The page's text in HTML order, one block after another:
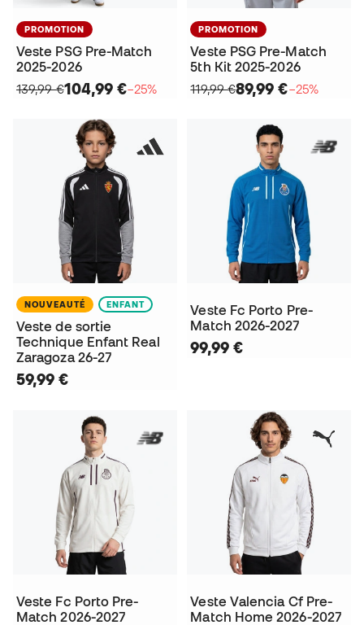
PROMOTION
Veste PSG Pre-Match
2025-2026
139,99 €104,99 €−25%
PROMOTION
Veste PSG Pre-Match
5th Kit 2025-2026
119,99 €89,99 €−25%
NOUVEAUTÉ ENFANT
Veste de sortie
Technique Enfant Real
Zaragoza 26-27
59,99 €
Veste Fc Porto Pre-
Match 2026-2027
99,99 €
Veste Fc Porto Pre-
Match 2026-2027
Veste Valencia Cf Pre-
Match Home 2026-2027